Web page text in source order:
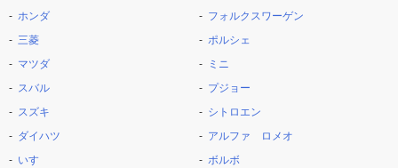
ホンダ
三菱
マツダ
スバル
スズキ
ダイハツ
いすゞ
フォルクスワーゲン
ポルシェ
ミニ
プジョー
シトロエン
アルファ ロメオ
ボルボ